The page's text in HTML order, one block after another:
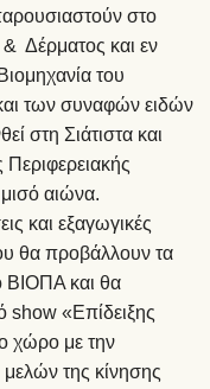
στο
Δέρματος και εν
του
των συναφών ειδών
στη Σιάτιστα και
αιώνα.
και εξαγωγικές
θα προβάλλουν τα
ΒΙΟΠΑ και θα
show «Επίδειξης
χώρο με την
της κίνησης